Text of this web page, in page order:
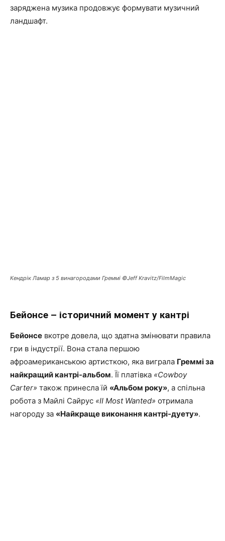
заряджена музика продовжує формувати музичний
ландшафт.
Кендрік Ламар з 5 винагородами Греммі ©Jeff Kravitz/FilmMagic
Бейонсе – історичний момент у кантрі
Бейонсе вкотре довела, що здатна змінювати правила
гри в індустрії. Вона стала першою
афроамериканською артисткою, яка виграла Греммі за
найкращий кантрі-альбом. Її платівка «Cowboy
Carter» також принесла їй «Альбом року», а спільна
робота з Майлі Сайрус «II Most Wanted» отримала
нагороду за «Найкраще виконання кантрі-дуету».